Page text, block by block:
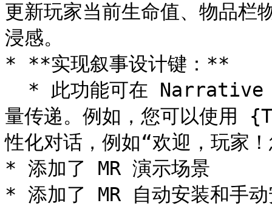
更新玩家当前生命值、物品栏
浸感。
* **实现叙事设计键：**
量传递。例如，您可以使用
性化对话，例如“欢迎，玩
* 添加了 MR 演示场景
* 添加了 MR 自动安装和手动